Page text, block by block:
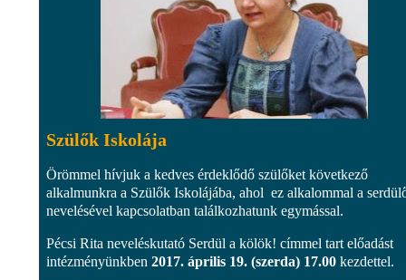
Szülők Iskolája
Örömmel hívjuk a kedves érdeklődő szülőket következő
alkalmunkra a Szülők Iskolájába, ahol ez alkalommal a
nevelésével kapcsolatban találkozhatunk egymással.
Pécsi Rita neveléskutató Serdül a kölök! címmel tart előadást
intézményünkben 2017. április 19. (szerda) 17.00 kezdettel.